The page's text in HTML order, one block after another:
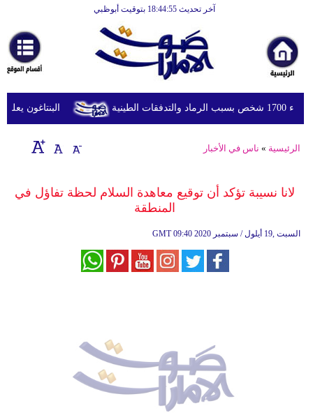
آخر تحديث 18:44:55 بتوقيت أبوظبي
أخبارعاجلة
رياضة
ثقافة
إقتصاد
وموسيقى
البنتاغون يعلن
الرئيسية » ناس في الأخبار
لانا نسيبة تؤكد أن توقيع معاهدة السلام لحظة تفاؤل في
المنطقة
GMT 09:40 2020 السبت ,19 أيلول / سبتمبر